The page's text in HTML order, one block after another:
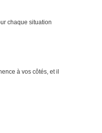
chaque situation
à vos côtés, et il